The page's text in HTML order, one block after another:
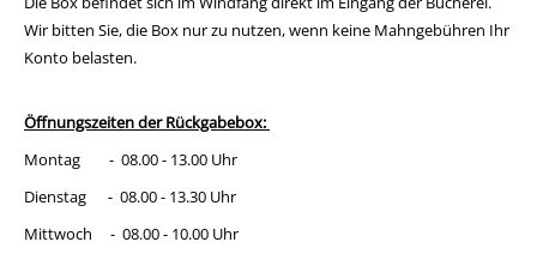
Wir bitten Sie, die Box nur zu nutzen, wenn keine Mahngebühren Ihr
Konto belasten.
Öffnungszeiten der Rückgabebox:
Montag - 08.00 - 13.00 Uhr
Dienstag - 08.00 - 13.30 Uhr
Mittwoch - 08.00 - 10.00 Uhr